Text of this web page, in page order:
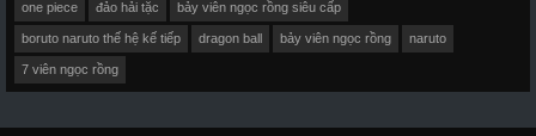
one piece đảo hải tặc bảy viên ngọc rồng siêu cấp
boruto naruto thế hệ kế tiếp dragon ball bảy viên ngọc rồng naruto
7 viên ngọc rồng